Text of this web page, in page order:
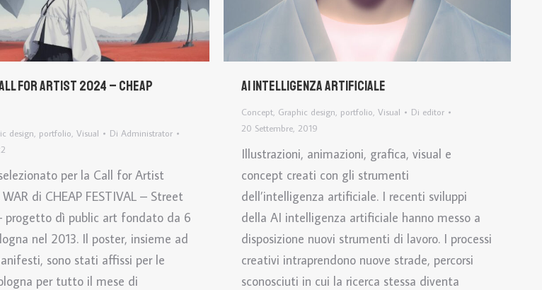
for artist 2024 – CHEAP
design portfolio Visual Di Administrator
per la Call for Artist
di CHEAP FESTIVAL – Street
progetto dì public art fondato da 6
nel 2013. Il poster, insieme ad
sono stati affissi per le
per tutto il mese di
AI Intelligenza Artificiale
Concept Graphic design portfolio Visual Di editor
20 Settembre, 2019
Illustrazioni, animazioni, grafica, visual e
concept creati con gli strumenti
dell’intelligenza artificiale. I recenti sviluppi
della AI intelligenza artificiale hanno messo a
disposizione nuovi strumenti di lavoro. I processi
creativi intraprendono nuove strade, percorsi
sconosciuti in cui la ricerca stessa diventa